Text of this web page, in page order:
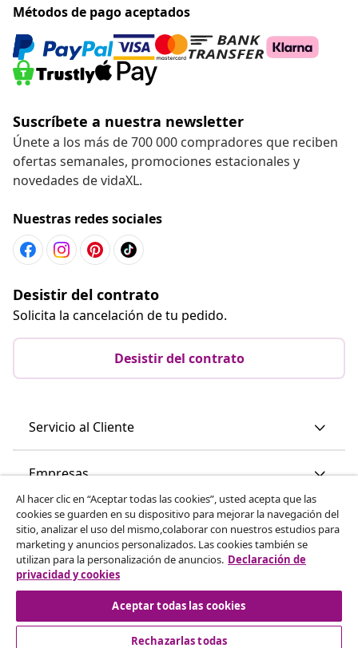
Métodos de pago aceptados
Suscríbete a nuestra newsletter
Únete a los más de 700 000 compradores que reciben
ofertas semanales, promociones estacionales y
novedades de vidaXL.
Nuestras redes sociales
Desistir del contrato
Solicita la cancelación de tu pedido.
Desistir del contrato
Servicio al Cliente
Empresas
vidaXL
Descubre mas
Al hacer clic en “Aceptar todas las cookies”, usted acepta que las
cookies se guarden en su dispositivo para mejorar la navegación del
sitio, analizar el uso del mismo,colaborar con nuestros estudios para
marketing y anuncios personalizados. Las cookies también se
utilizan para la personalización de anuncios. Declaración de
privacidad y cookies
Aceptar todas las cookies
Rechazarlas todas